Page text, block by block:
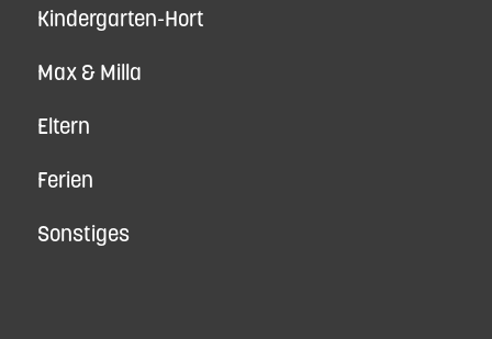
Kindergarten-Hort
Max & Milla
Eltern
Ferien
Sonstiges